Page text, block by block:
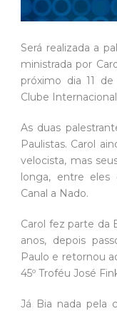
Será realizada a
ministrada por
próximo dia 11
Clube
As duas
Paulistas. Carol
velocista, mas
longa, entre eles
Canal a Nado.
Carol fez parte da
anos, depois
Paulo e retornou
45º Troféu José
Já Bia nada pela